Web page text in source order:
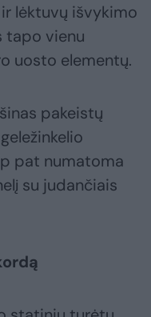
lėktuvų išvykimo
tapo vienu
uosto elementų.
pakeistų
pat numatoma
su judančiais